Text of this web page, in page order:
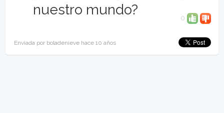
nuestro mundo?
0
Enviada por boladenieve hace 10 años